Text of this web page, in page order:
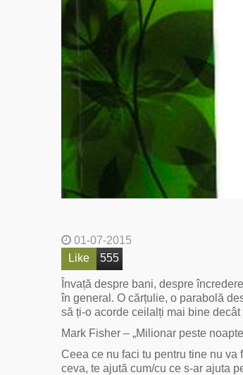
01-07-2015
Like
555
Învață despre bani, despre
în general. O cărțulie, o parabolă
să ți-o acorde ceilalți mai bine decât
Mark Fisher – „Milionar peste
Ceea ce nu faci tu pentru tine nu
ceva, te ajută cum/cu ce s-ar ajuta